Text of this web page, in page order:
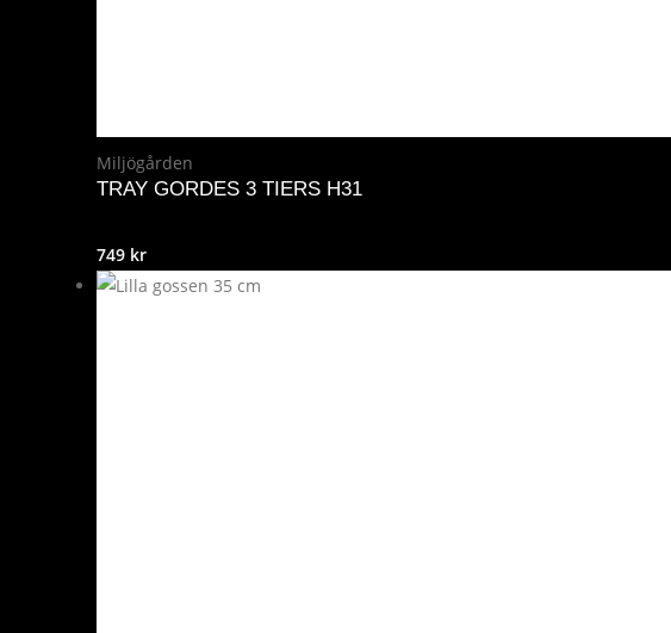
Miljögården
TRAY GORDES 3 TIERS H31
749 kr